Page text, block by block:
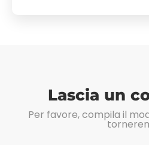
Lascia un
Per favore, compila il